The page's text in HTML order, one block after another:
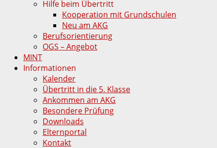
Hilfe beim Übertritt
Kooperation mit Grundschulen
Neu am AKG
Berufsorientierung
OGS – Angebot
MINT
Informationen
Kalender
Übertritt in die 5. Klasse
Ankommen am AKG
Besondere Prüfung
Downloads
Elternportal
Kontakt